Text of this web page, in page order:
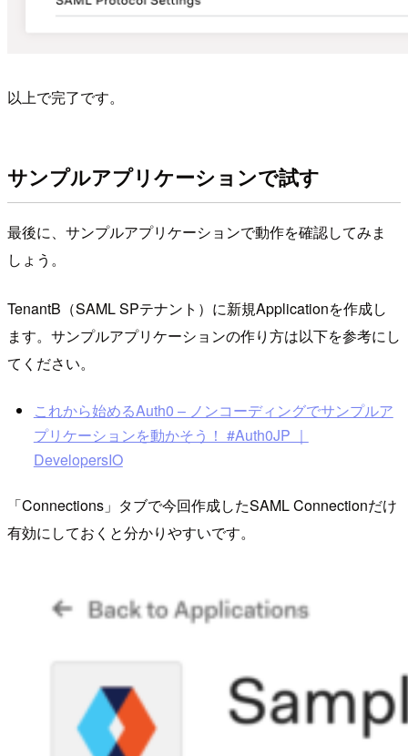
以上で完了です。
サンプルアプリケーションで試す
最後に、サンプルアプリケーションで動作を確認してみま
しょう。
TenantB（SAML SPテナント）に新規Applicationを作成し
ます。サンプルアプリケーションの作り方は以下を参考にし
てください。
これから始めるAuth0 – ノンコーディングでサンプルア
プリケーションを動かそう！ #Auth0JP ｜
DevelopersIO
「Connections」タブで今回作成したSAML Connectionだけ
有効にしておくと分かりやすいです。